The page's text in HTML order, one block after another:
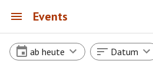
Events
ab heute Datum